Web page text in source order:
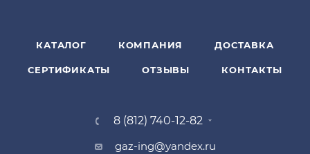
КАТАЛОГ КОМПАНИЯ ДОСТАВКА
СЕРТИФИКАТЫ ОТЗЫВЫ КОНТАКТЫ
8 (812) 740-12-82
gaz-ing@yandex.ru